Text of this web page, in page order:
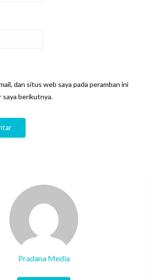
dan situs web saya pada peramban ini
berikutnya.
Pradana Media